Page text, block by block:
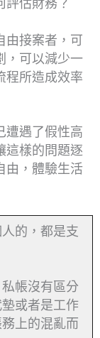
評估財務？
由接案者，可
，可以減少一
程所造成效率
遭遇了假性高
這樣的問題逐
由，體驗生活
的，都是支
帳沒有區分
或者是工作
上的混亂而